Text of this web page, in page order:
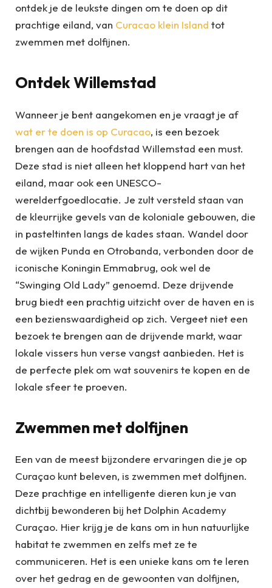
ontdek je de leukste dingen om te doen op dit
prachtige eiland, van Curacao klein Island tot
zwemmen met dolfijnen.
Ontdek Willemstad
Wanneer je bent aangekomen en je vraagt je af
wat er te doen is op Curacao, is een bezoek
brengen aan de hoofdstad Willemstad een must.
Deze stad is niet alleen het kloppend hart van het
eiland, maar ook een UNESCO-
werelderfgoedlocatie. Je zult versteld staan van
de kleurrijke gevels van de koloniale gebouwen, die
in pasteltinten langs de kades staan. Wandel door
de wijken Punda en Otrobanda, verbonden door de
iconische Koningin Emmabrug, ook wel de
“Swinging Old Lady” genoemd. Deze drijvende
brug biedt een prachtig uitzicht over de haven en is
een bezienswaardigheid op zich. Vergeet niet een
bezoek te brengen aan de drijvende markt, waar
lokale vissers hun verse vangst aanbieden. Het is
de perfecte plek om wat souvenirs te kopen en de
lokale sfeer te proeven.
Zwemmen met dolfijnen
Een van de meest bijzondere ervaringen die je op
Curaçao kunt beleven, is zwemmen met dolfijnen.
Deze prachtige en intelligente dieren kun je van
dichtbij bewonderen bij het Dolphin Academy
Curaçao. Hier krijg je de kans om in hun natuurlijke
habitat te zwemmen en zelfs met ze te
communiceren. Het is een unieke kans om te leren
over het gedrag en de gewoonten van dolfijnen,